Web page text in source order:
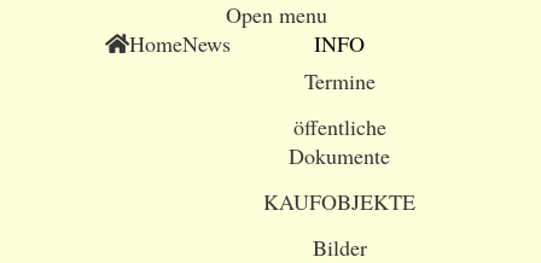
Open menu
HomeNews
INFO
Termine
öffentliche
Dokumente
KAUFOBJEKTE
Bilder